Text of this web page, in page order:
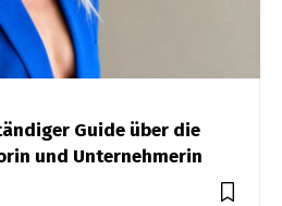
Guide über die
und Unternehmerin